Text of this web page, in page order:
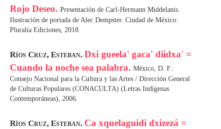
Rojo Deseo. Presentación de Carl-Hermann Middelanis.
Ilustración de portada de Alec Dempster. Ciudad de México:
Pluralia Ediciones, 2018.
Ríos Cruz, Esteban. Dxi gueela' gaca' diidxa' =
Cuando la noche sea palabra. México, D. F.:
Consejo Nacional para la Cultura y las Artes / Dirección General
de Culturas Populares (CONACULTA) (Letras Indígenas
Contemporáneas), 2006.
Ríos Cruz, Esteban. Ca xquelaguidi dxizezá =